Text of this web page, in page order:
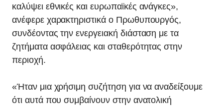
καλύψει εθνικές και ευρωπαϊκές ανάγκες»,
ανέφερε χαρακτηριστικά ο Πρωθυπουργός,
συνδέοντας την ενεργειακή διάσταση με τα
ζητήματα ασφάλειας και σταθερότητας στην
περιοχή.
«Ήταν μια χρήσιμη συζήτηση για να αναδείξουμε
ότι αυτά που συμβαίνουν στην ανατολική